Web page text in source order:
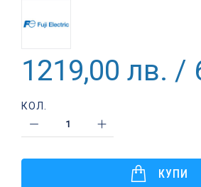
1219,00 лв. /
КОЛ.
КУПИ